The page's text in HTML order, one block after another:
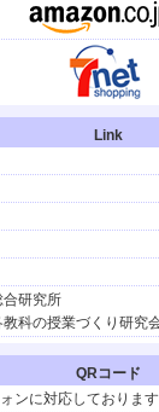
ても、できるんだよ
日晴樹さんのドキュ
会 12回年次大会（青
）開催
臨床研修セミナー
開催
信)
世界一きれいな言葉」
の著者、春日晴樹さ
。
4:50~、朝日放送テレ
Link
合研究所
科の授業づくり研究
QRコード
ンに対応しております